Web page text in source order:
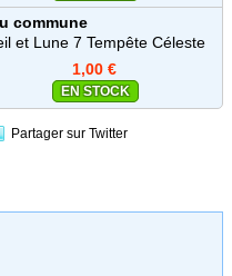
commune
et Lune 7 Tempête Céleste
1,00 €
EN STOCK
Partager sur Twitter